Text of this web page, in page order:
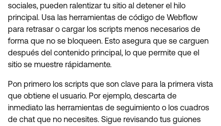
sociales, pueden ralentizar tu sitio al detener el hilo
principal. Usa las herramientas de código de Webflow
para retrasar o cargar los scripts menos necesarios de
forma que no se bloqueen. Esto asegura que se carguen
después del contenido principal, lo que permite que el
sitio se muestre rápidamente.
Pon primero los scripts que son clave para la primera vista
que obtiene el usuario. Por ejemplo, descarta de
inmediato las herramientas de seguimiento o los cuadros
de chat que no necesites. Sigue revisando tus guiones